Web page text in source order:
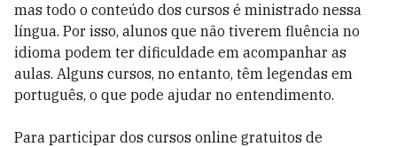
mas todo o conteúdo dos cursos é ministrado nessa
língua. Por isso, alunos que não tiverem fluência no
idioma podem ter dificuldade em acompanhar as
aulas. Alguns cursos, no entanto, têm legendas em
português, o que pode ajudar no entendimento.
Para participar dos cursos online gratuitos de